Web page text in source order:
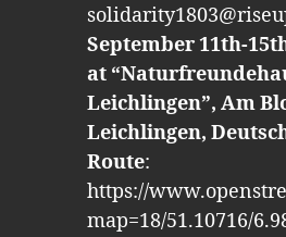
September 11th-
at
Leichlingen”, Am
Leichlingen,
Route:
https://
map=18/51.10716/